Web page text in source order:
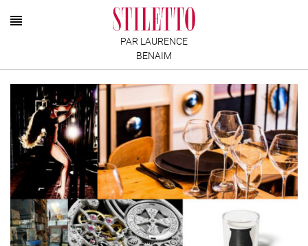
PAR LAURENCE
BENAIM